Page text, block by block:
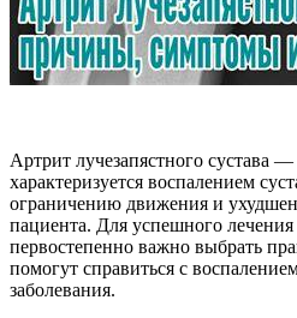
Артрит лучезапястного сустава —
характеризуется воспалением
ограничению движения и
пациента. Для успешного лечения
первостепенно важно выбрать
помогут справиться с
заболевания.